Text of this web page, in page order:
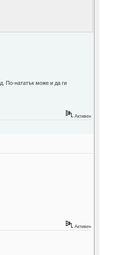
По-нататък може и да ги
Активен
Активен